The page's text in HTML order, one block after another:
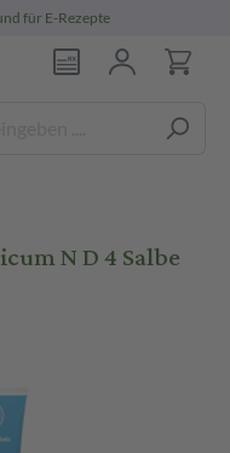
für E-Rezepte
N D 4 Salbe